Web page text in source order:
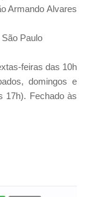
Armando Alvares
Paulo
feiras das 10h
domingos e
17h). Fechado às